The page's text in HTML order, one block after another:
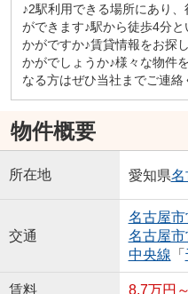
♪2駅利用できる場所にあり
ができます♪駅から徒歩4分
かがですか♪賃貸情報をお探
かがでしょうか♪様々な物件
なる方はぜひ当社までご連
物件概要
所在地 愛知県名
交通
名古屋
名古屋
中央線 「
賃料 8.7万円